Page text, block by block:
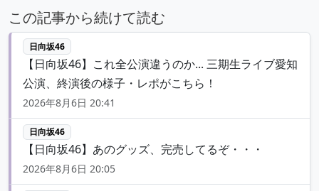
この記事から続けて読む
日向坂46
【日向坂46】これ全公演違うのか... 三期生ライブ愛知
公演、終演後の様子・レポがこちら！
2026年8月6日 20:41
日向坂46
【日向坂46】あのグッズ、完売してるぞ・・・
2026年8月6日 20:05